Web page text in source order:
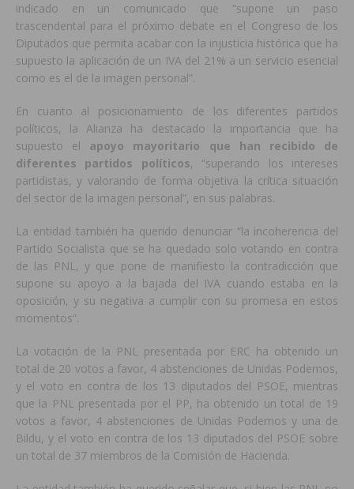
indicado en un comunicado que “supone un paso
trascendental para el próximo debate en el Congreso de los
Diputados que permita acabar con la injusticia histórica que ha
supuesto la aplicación de un IVA del 21% a un servicio esencial
como es el de la imagen personal”.
En cuanto al posicionamiento de los diferentes partidos
políticos, la Alianza ha destacado la importancia que ha
supuesto el apoyo mayoritario que han recibido de
diferentes partidos políticos, “superando los intereses
partidistas, y valorando de forma objetiva la crítica situación
del sector de la imagen personal”, en sus palabras.
La entidad también ha querido denunciar “la incoherencia del
Partido Socialista que se ha quedado solo votando en contra
de las PNL, y que pone de manifiesto la contradicción que
supone su apoyo a la bajada del IVA cuando estaba en la
oposición, y su negativa a cumplir con su promesa en estos
momentos”.
La votación de la PNL presentada por ERC ha obtenido un
total de 20 votos a favor, 4 abstenciones de Unidas Podemos,
y el voto en contra de los 13 diputados del PSOE, mientras
que la PNL presentada por el PP, ha obtenido un total de 19
votos a favor, 4 abstenciones de Unidas Podemos y una de
Bildu, y el voto en contra de los 13 diputados del PSOE sobre
un total de 37 miembros de la Comisión de Hacienda.